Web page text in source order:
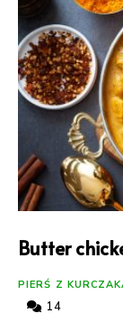
Butter
PIERŚ Z
14